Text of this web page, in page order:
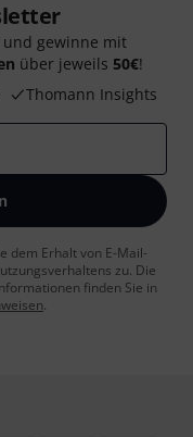
gewinne mit
über jeweils 50€!
Thomann Insights
dem Erhalt von E-Mail-
zu. Die
finden Sie in
.